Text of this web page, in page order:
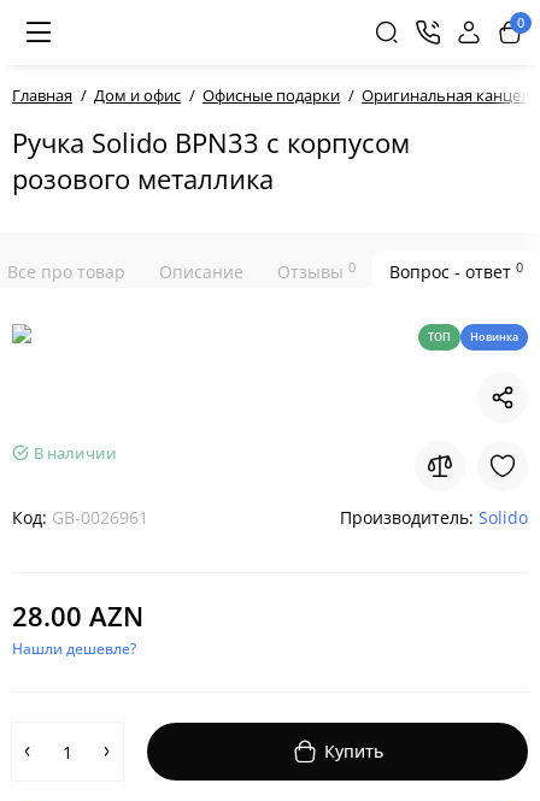
0
Главная Дом и офис Офисные подарки Оригинальная
Ручка Solido BPN33 с корпусом
розового металлика
Все про товар Описание Отзывы 0 Вопрос - ответ 0
ТОП Новинка
В наличии
Код: GB-0026961 Производитель: Solido
28.00 AZN
Нашли дешевле?
Купить